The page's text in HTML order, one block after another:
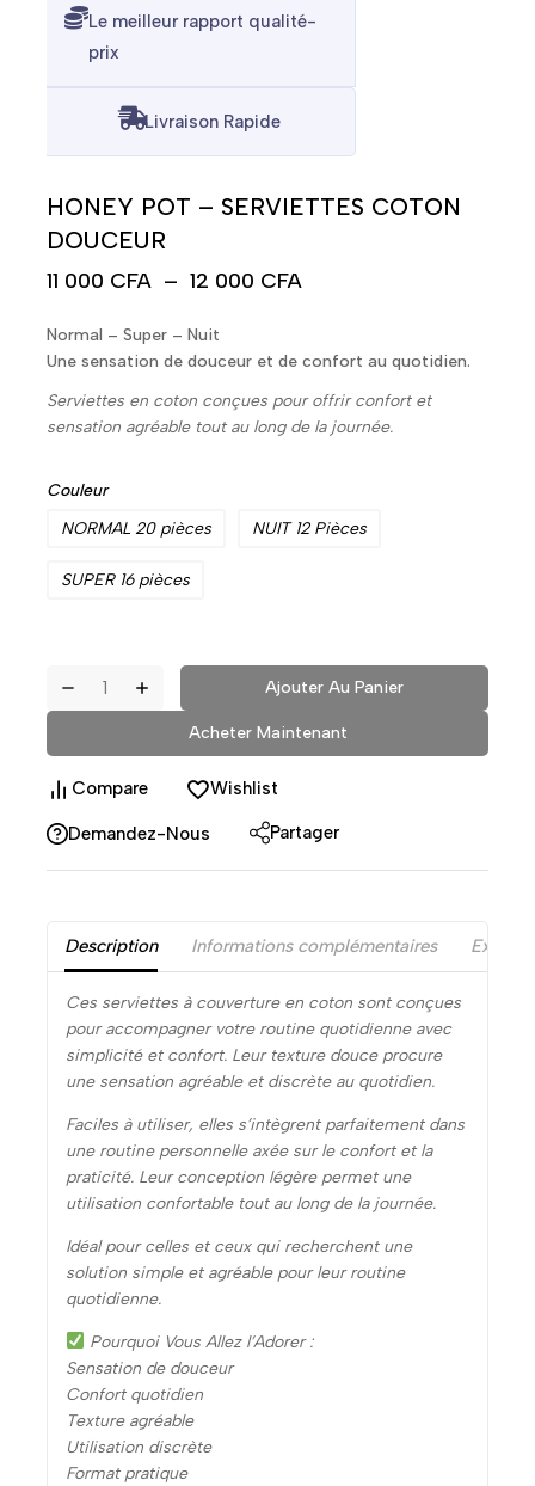
Le meilleur rapport qualité-
prix
Livraison Rapide
HONEY POT – SERVIETTES COTON
DOUCEUR
11 000 CFA – 12 000 CFA
Normal – Super – Nuit
Une sensation de douceur et de confort au quotidien.
Serviettes en coton conçues pour offrir confort et
sensation agréable tout au long de la journée.
Couleur
NORMAL 20 pièces
NUIT 12 Pièces
SUPER 16 pièces
Ajouter Au Panier
Acheter Maintenant
Compare Wishlist
Demandez-Nous Partager
Description Informations complémentaires
Ces serviettes à couverture en coton sont conçues
pour accompagner votre routine quotidienne avec
simplicité et confort. Leur texture douce procure
une sensation agréable et discrète au quotidien.
Faciles à utiliser, elles s’intègrent parfaitement dans
une routine personnelle axée sur le confort et la
praticité. Leur conception légère permet une
utilisation confortable tout au long de la journée.
Idéal pour celles et ceux qui recherchent une
solution simple et agréable pour leur routine
quotidienne.
Pourquoi Vous Allez l’Adorer :
Sensation de douceur
Confort quotidien
Texture agréable
Utilisation discrète
Format pratique